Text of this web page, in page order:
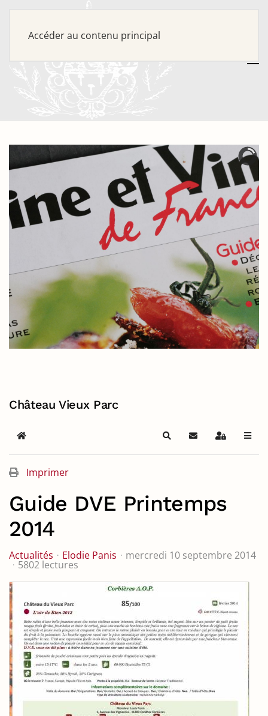
Accéder au contenu principal
Château Vieux Parc
Home SearchS'abonner au blog
Sign In
Imprimer
Guide DVE Printemps
2014
Actualités Elodie Panis mercredi 10 septembre 2014
5802 lectures